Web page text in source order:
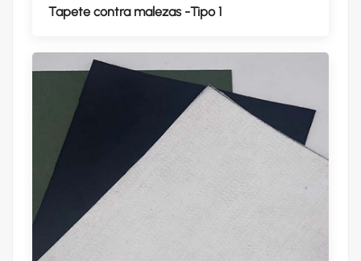
Tapete contra malezas -Tipo 1